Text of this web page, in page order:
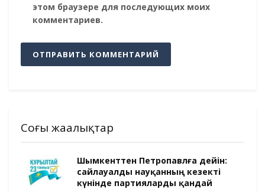
этом браузере для последующих моих
комментариев.
Соңғы жаңалықтар
Шымкенттен Петропавлға дейін:
сайлауалды науқанның кезекті
күнінде партияларды қандай